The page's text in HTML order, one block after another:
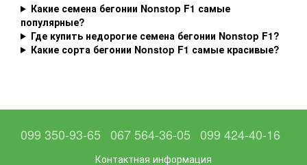
Какие семена бегонии Nonstop F1 самые
популярные?
Где купить недорогие семена бегонии Nonstop F1?
Какие сорта бегонии Nonstop F1 самые красивые?
099 350-93-65 067 564-36-05 099 424-40-16
Контактная информация